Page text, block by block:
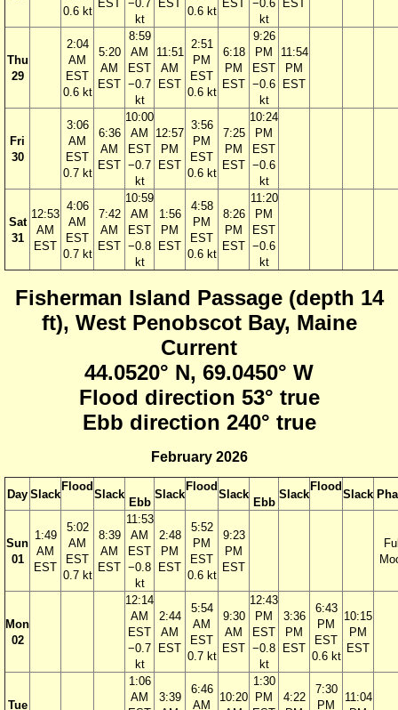
0.6 kt
EST −0.7
kt
EST
0.6 kt
EST −0.6
kt
EST
Thu
29
2:04
AM
EST
0.6 kt
5:20
AM
EST
8:59
AM
EST
−0.7
kt
11:51
AM
EST
2:51
PM
EST
0.6 kt
6:18
PM
EST
9:26
PM
EST
−0.6
kt
11:54
PM
EST
Fri
30
3:06
AM
EST
0.7 kt
6:36
AM
EST
10:00
AM
EST
−0.7
kt
12:57
PM
EST
3:56
PM
EST
0.6 kt
7:25
PM
EST
10:24
PM
EST
−0.6
kt
Sat
31
12:53
AM
EST
4:06
AM
EST
0.7 kt
7:42
AM
EST
10:59
AM
EST
−0.8
kt
1:56
PM
EST
4:58
PM
EST
0.6 kt
8:26
PM
EST
11:20
PM
EST
−0.6
kt
Fisherman Island Passage (depth 14
ft), West Penobscot Bay, Maine
Current
44.0520° N, 69.0450° W
Flood direction 53° true
Ebb direction 240° true
February 2026
Day Slack
Flood
Slack
Ebb
Slack
Flood
Slack
Ebb
Slack
Flood
Slack
Sun
01
1:49
AM
EST
5:02
AM
EST
0.7 kt
8:39
AM
EST
11:53
AM
EST
−0.8
kt
2:48
PM
EST
5:52
PM
EST
0.6 kt
9:23
PM
EST
Mon
02
12:14
AM
EST
−0.7
kt
2:44
AM
EST
5:54
AM
EST
0.7 kt
9:30
AM
EST
12:43
PM
EST
−0.8
kt
3:36
PM
EST
6:43
PM
EST
0.6 kt
10:15
PM
EST
Tue
1:06
AM
3:39
6:46
AM
10:20
1:30
PM
4:22
7:30
PM
11:04